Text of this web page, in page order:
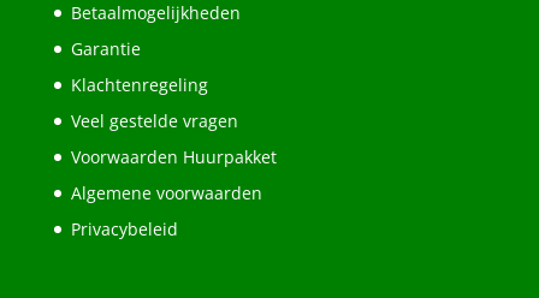
Betaalmogelijkheden
Garantie
Klachtenregeling
Veel gestelde vragen
Voorwaarden Huurpakket
Algemene voorwaarden
Privacybeleid